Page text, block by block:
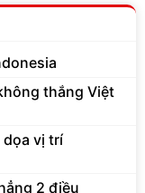
thắng Việt
dọa vị trí
2 điều